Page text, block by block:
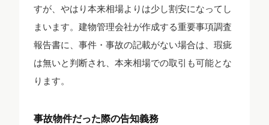
すが、やはり本来相場よりは少し割安になってし
まいます。建物管理会社が作成する重要事項調査
報告書に、事件・事故の記載がない場合は、瑕疵
は無いと判断され、本来相場での取引も可能とな
ります。
事故物件だった際の告知義務